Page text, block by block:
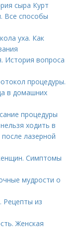
сыра Курт
Все способы
уха. Как
История вопроса
процедуры.
в домашних
процедуры
ходить в
лазерной
Симптомы
мудрости о
из
Женская